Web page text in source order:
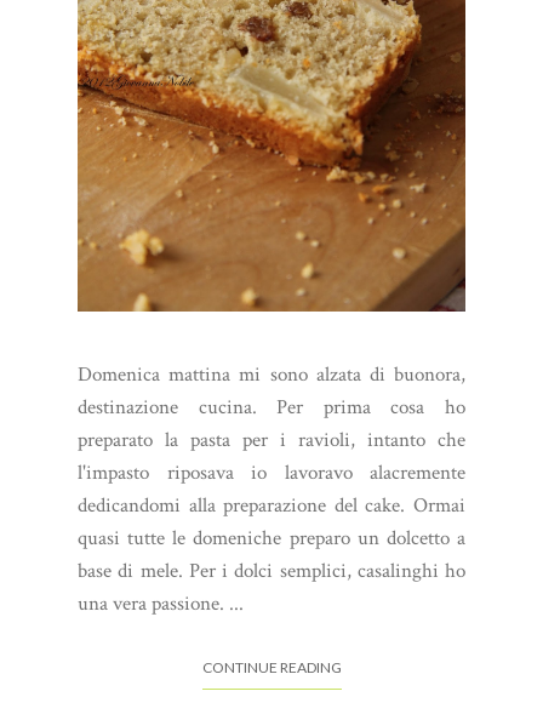
Domenica mattina mi sono alzata di buonora,
destinazione cucina. Per prima cosa ho
preparato la pasta per i ravioli, intanto che
l'impasto riposava io lavoravo alacremente
dedicandomi alla preparazione del cake. Ormai
quasi tutte le domeniche preparo un dolcetto a
base di mele. Per i dolci semplici, casalinghi ho
una vera passione. ...
CONTINUE READING